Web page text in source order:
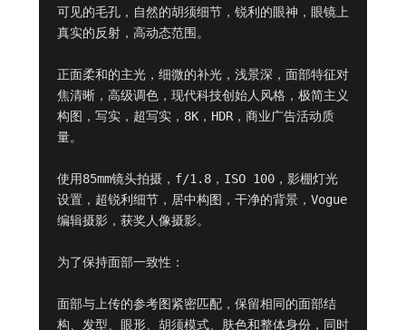
可见的毛孔，自然的胡须细节，锐利的眼神，眼镜上
真实的反射，高动态范围。
正面柔和的主光，细微的补光，浅景深，面部特征对
焦清晰，高级调色，现代科技创始人风格，极简主义
构图，写实，超写实，8K，HDR，商业广告活动质
量。
使用85mm镜头拍摄，f/1.8，ISO 100，影棚灯光
设置，超锐利细节，居中构图，干净的背景，Vogue
编辑摄影，获奖人像摄影。
为了保持面部一致性：
面部与上传的参考图紧密匹配，保留相同的面部结
构、发型、眼形、胡须模式、肤色和整体身份，同时